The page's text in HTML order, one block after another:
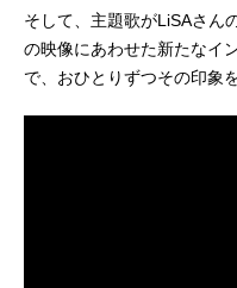
そして、主題歌がLiSAさん
の映像にあわせた新たなイ
で、おひとりずつその印象